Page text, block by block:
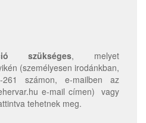
szükséges, melyet
(személyesen irodánkban,
261 számon, e-mailben az
e-mail címen) vagy
tehetnek meg.